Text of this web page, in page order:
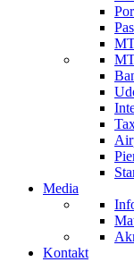
Media
Kontakt